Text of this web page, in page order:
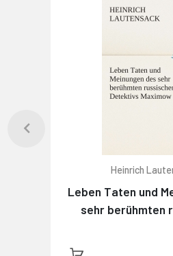
Heinrich
Leben Taten und
sehr berühmten